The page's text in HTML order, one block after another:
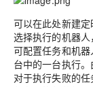
可以在此处新建定
选择执行的机器
可配置任务和机
台中的一台执行
对于执行失败的